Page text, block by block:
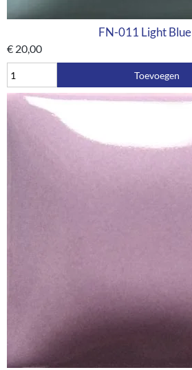
FN-011 Light Blue
€ 20,00
Toevoegen